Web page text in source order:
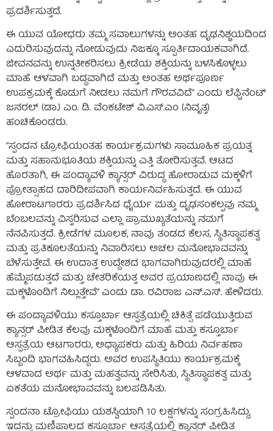
ಪ್ರದರ್ಶಿಸುತ್ತದೆ.
ಈ ಯುವ ಯೋಧರು ತಮ್ಮ ಸವಾಲುಗಳನ್ನು ಅಂತಹ ದೃಢನಿಶ್ಚಯದಿಂದ
ಎದುರಿಸುವುದನ್ನು ನೋಡುವುದು ನಿಜಕ್ಕೂ ಸ್ಪೂರ್ತಿದಾಯಕವಾಗಿದೆ.
ಜೀವನವನ್ನು ಉನ್ನತೀಕರಿಸಲು ಕ್ರೀಡೆಯ ಶಕ್ತಿಯನ್ನು ಬಳಸಿಕೊಳ್ಳಲು
ಮಾಹೆ ಆಳವಾಗಿ ಬದ್ಧವಾಗಿದೆ ಮತ್ತು ಅಂತಹ ಅರ್ಥಪೂರ್ಣ
ಉಪಕ್ರಮಕ್ಕೆ ಕೊಡುಗೆ ನೀಡಲು ನಮಗೆ ಗೌರವವಿದೆ” ಎಂದು ಲೆಫ್ಟಿನೆಂಟ್
ಜನರಲ್ (ಡಾ.) ಎಂ. ಡಿ. ವೆಂಕಟೇಶ್ ವಿ.ಎಸ್.ಎಂ (ನಿವೃತ್ತ)
ಹಂಚಿಕೊಂಡರು.
“ಸ್ಪಂದನ ಟ್ರೋಫಿಯಂತಹ ಕಾರ್ಯಕ್ರಮಗಳು ಸಾಮೂಹಿಕ ಪ್ರಯತ್ನ
ಮತ್ತು ಸಹಾನುಭೂತಿಯ ಶಕ್ತಿಯನ್ನು ಎತ್ತಿ ತೋರಿಸುತ್ತವೆ. ಆಟದ
ಹೊರತಾಗಿ, ಈ ಪಂದ್ಯಾವಳಿ ಕ್ಯಾನ್ಸರ್ ವಿರುದ್ಧ ಹೋರಾಡುವ ಮಕ್ಕಳಿಗೆ
ಪ್ರೋತ್ಸಾಹದ ದಾರಿದೀಪವಾಗಿ ಕಾರ್ಯನಿರ್ವಹಿಸುತ್ತದೆ. ಈ ಯುವ
ಹೋರಾಟಗಾರರು ಪ್ರದರ್ಶಿಸಿದ ಧೈರ್ಯ ಮತ್ತು ದೃಢಸಂಕಲ್ಪವು ನಮ್ಮ
ಬೆಂಬಲವನ್ನು ವಿಸ್ತರಿಸುವ ಎಲ್ಲಾ ಪ್ರಾಮುಖ್ಯತೆಯನ್ನು ನಮಗೆ
ನೆನಪಿಸುತ್ತದೆ. ಕ್ರೀಡೆಗಳ ಮೂಲಕ, ನಾವು ತಂಡದ ಕೆಲಸ, ಸ್ಥಿತಿಸ್ಥಾಪಕತ್ವ
ಮತ್ತು ಪ್ರತಿಕೂಲತೆಯನ್ನು ನಿವಾರಿಸಲು ಅಚಲ ಮನೋಭಾವವನ್ನು
ಬೆಳೆಸುತ್ತೇವೆ. ಈ ಉದಾತ್ತ ಉದ್ದೇಶದ ಭಾಗವಾಗಿರುವುದರಲ್ಲಿ ಮಾಹೆ
ಹೆಮ್ಮೆಪಡುತ್ತದೆ ಮತ್ತು ಚೇತರಿಕೆಯತ್ತ ಅವರ ಪ್ರಯಾಣದಲ್ಲಿ ನಾವು ಈ
ಮಕ್ಕಳೊಂದಿಗೆ ನಿಲ್ಲುತ್ತೇವೆ” ಎಂದು ಡಾ. ರವಿರಾಜ ಎನ್.ಎಸ್. ಹೇಳಿದರು.
ಈ ಪಂದ್ಯಾವಳಿಯು ಕಸ್ತೂರ್ಬಾ ಆಸ್ಪತ್ರೆಯಲ್ಲಿ ಚಿಕಿತ್ಸೆ ಪಡೆಯುತ್ತಿರುವ
ಕ್ಯಾನ್ಸರ್ ಪೀಡಿತ ಕೆಲವು ಮಕ್ಕಳೊಂದಿಗೆ ಮಾಹೆ ಮತ್ತು ಕಸ್ತೂರ್ಬಾ
ಆಸ್ಪತ್ರೆಯ ಆಟಗಾರರು, ಅಧ್ಯಾಪಕರು ಮತ್ತು ಹಿರಿಯ ನಿರ್ವಹಣಾ
ಸಿಬ್ಬಂದಿ ಭಾಗವಹಿಸಿದ್ದರು. ಅವರ ಉಪಸ್ಥಿತಿಯು ಕಾರ್ಯಕ್ರಮಕ್ಕೆ
ಆಳವಾದ ಅರ್ಥ ಮತ್ತು ಮಹತ್ವವನ್ನು ಸೇರಿಸಿತು, ಸ್ಥಿತಿಸ್ಥಾಪಕತ್ವ ಮತ್ತು
ಏಕತೆಯ ಮನೋಭಾವವನ್ನು ಬಲಪಡಿಸಿತು.
ಸ್ಪಂದನಾ ಟ್ರೋಫಿಯು ಯಶಸ್ವಿಯಾಗಿ 10 ಲಕ್ಷಗಳನ್ನು ಸಂಗ್ರಹಿಸಿದ್ದು,